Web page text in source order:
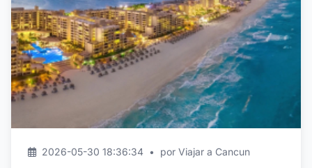
2026-05-30 18:36:34 • por Viajar a Cancun